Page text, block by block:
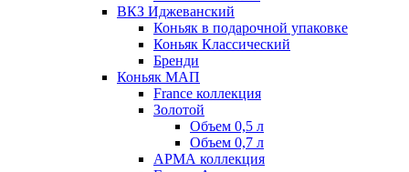
ВКЗ Иджеванский
Коньяк в подарочной упаковке
Коньяк Классический
Бренди
Коньяк МАП
France коллекция
Золотой
Объем 0,5 л
Объем 0,7 л
АРМА коллекция